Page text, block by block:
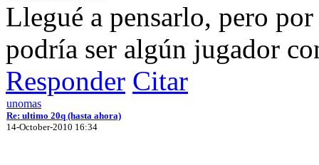
Llegué a pensarlo, pero
podría ser algún jugador
Responder Citar
unomas
Re: ultimo 20q (hasta ahora)
14-October-2010 16:34